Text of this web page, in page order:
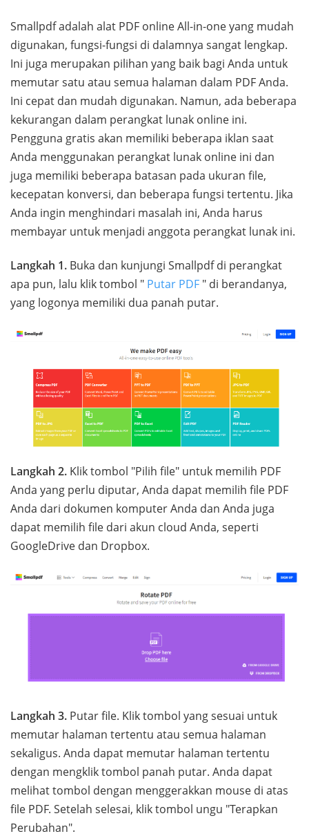
Smallpdf adalah alat PDF online All-in-one yang mudah
digunakan, fungsi-fungsi di dalamnya sangat lengkap.
Ini juga merupakan pilihan yang baik bagi Anda untuk
memutar satu atau semua halaman dalam PDF Anda.
Ini cepat dan mudah digunakan. Namun, ada beberapa
kekurangan dalam perangkat lunak online ini.
Pengguna gratis akan memiliki beberapa iklan saat
Anda menggunakan perangkat lunak online ini dan
juga memiliki beberapa batasan pada ukuran file,
kecepatan konversi, dan beberapa fungsi tertentu. Jika
Anda ingin menghindari masalah ini, Anda harus
membayar untuk menjadi anggota perangkat lunak ini.
Langkah 1. Buka dan kunjungi Smallpdf di perangkat
apa pun, lalu klik tombol " Putar PDF " di berandanya,
yang logonya memiliki dua panah putar.
Langkah 2. Klik tombol "Pilih file" untuk memilih PDF
Anda yang perlu diputar, Anda dapat memilih file PDF
Anda dari dokumen komputer Anda dan Anda juga
dapat memilih file dari akun cloud Anda, seperti
GoogleDrive dan Dropbox.
Langkah 3. Putar file. Klik tombol yang sesuai untuk
memutar halaman tertentu atau semua halaman
sekaligus. Anda dapat memutar halaman tertentu
dengan mengklik tombol panah putar. Anda dapat
melihat tombol dengan menggerakkan mouse di atas
file PDF. Setelah selesai, klik tombol ungu "Terapkan
Perubahan".